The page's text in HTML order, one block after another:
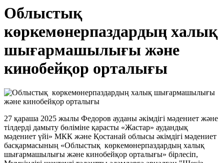
Облыстық
көркемөнерпаздардың халық
шығармашылығы және
кинобейқор орталығы
27 қараша 2025 жылы Федоров ауданы әкімдігі мәдениет және
тілдерді дамыту бөліміне қарасты «Жастар» аудандық
мәдениет үйі» МКК және Қостанай облысы әкімдігі мәдениет
басқармасының «Облыстық көркемөнерпаздардың халық
шығармашылығы және кинобейқор орталығы» бірлесіп,